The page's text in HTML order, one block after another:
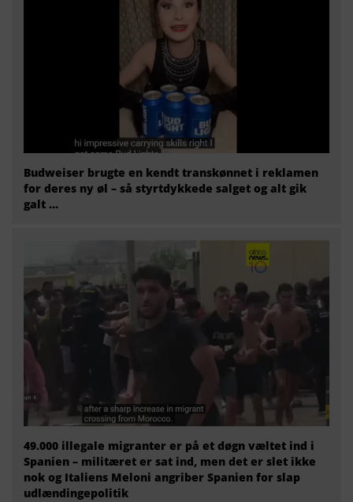
Budweiser brugte en kendt transkønnet i reklamen
for deres ny øl – så styrtdykkede salget og alt gik
galt …
49.000 illegale migranter er på et døgn væltet ind i
Spanien – militæret er sat ind, men det er slet ikke
nok og Italiens Meloni angriber Spanien for slap
udlændingepolitik